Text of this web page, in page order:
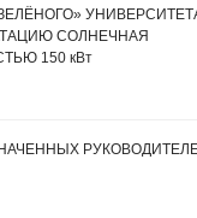
СОЛНЕЧНАЯ
150 кВт